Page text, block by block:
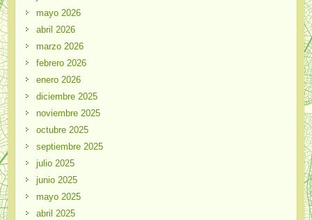
mayo 2026
abril 2026
marzo 2026
febrero 2026
enero 2026
diciembre 2025
noviembre 2025
octubre 2025
septiembre 2025
julio 2025
junio 2025
mayo 2025
abril 2025